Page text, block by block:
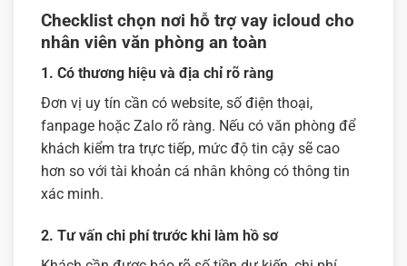
Checklist chọn nơi hỗ trợ vay icloud cho
nhân viên văn phòng an toàn
1. Có thương hiệu và địa chỉ rõ ràng
Đơn vị uy tín cần có website, số điện thoại,
fanpage hoặc Zalo rõ ràng. Nếu có văn phòng để
khách kiểm tra trực tiếp, mức độ tin cậy sẽ cao
hơn so với tài khoản cá nhân không có thông tin
xác minh.
2. Tư vấn chi phí trước khi làm hồ sơ